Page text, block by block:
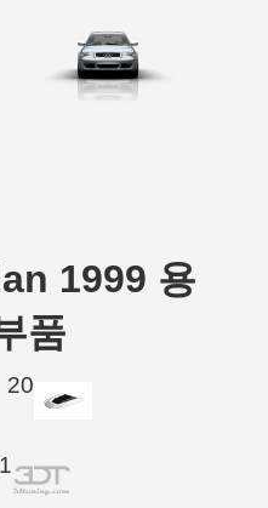
1999 용
품
20
1